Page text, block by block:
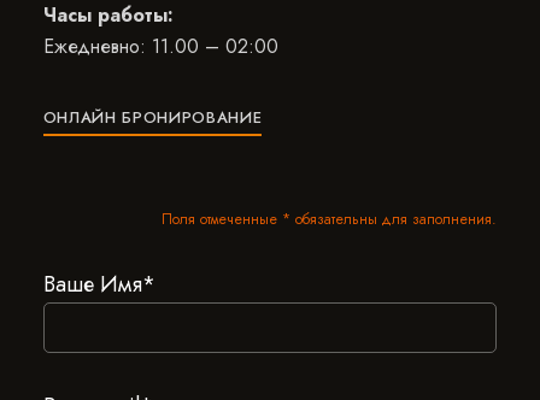
Часы работы:
Ежедневно: 11.00 – 02:00
ОНЛАЙН БРОНИРОВАНИЕ
Поля отмеченные * обязательны для заполнения.
Ваше Имя*